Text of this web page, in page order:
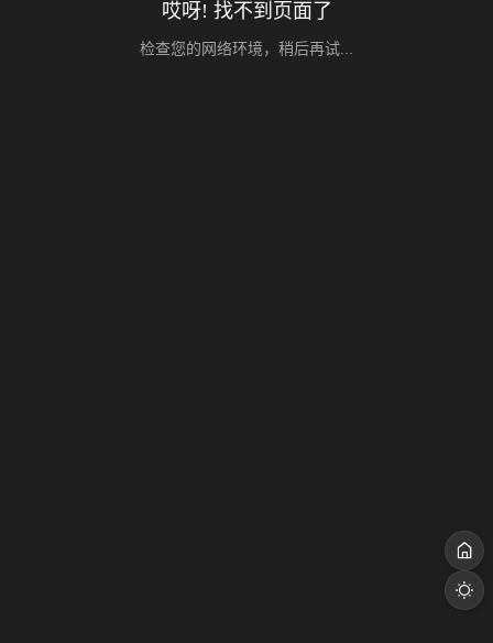
哎呀! 找不到页面了
检查您的网络环境，稍后再试...